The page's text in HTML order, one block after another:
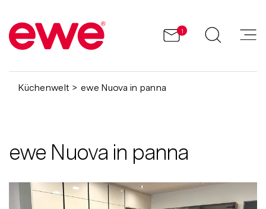
1
Küchenwelt ewe Nuova in panna
ewe Nuova in panna